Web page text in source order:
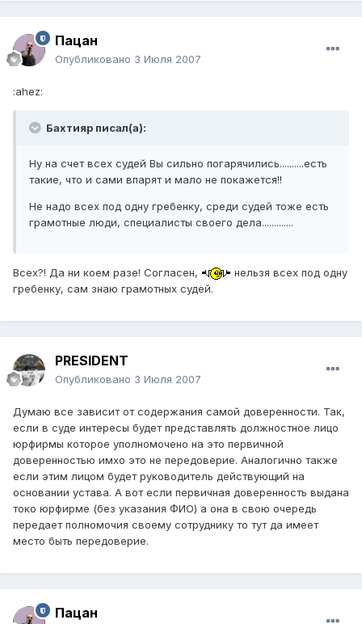
Пацан
Опубликовано 3 Июля 2007
:ahez:
Бахтияр писал(а):
Ну на счет всех судей Вы сильно погарячились..........есть
такие, что и сами впарят и мало не покажется!!
Не надо всех под одну гребенку, среди судей тоже есть
грамотные люди, специалисты своего дела.............
Всех?! Да ни коем разе! Согласен,
нельзя всех под одну
гребенку, сам знаю грамотных судей.
PRESIDENT
Опубликовано 3 Июля 2007
Думаю все зависит от содержания самой доверенности. Так,
если в суде интересы будет представлять должностное лицо
юрфирмы которое уполномочено на это первичной
доверенностью имхо это не передоверие. Аналогично также
если этим лицом будет руководитель действующий на
основании устава. А вот если первичная доверенность выдана
токо юрфирме (без указания ФИО) а она в свою очередь
передает полномочия своему сотруднику то тут да имеет
место быть передоверие.
Пацан